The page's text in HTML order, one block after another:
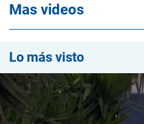
Mas videos
Lo más visto